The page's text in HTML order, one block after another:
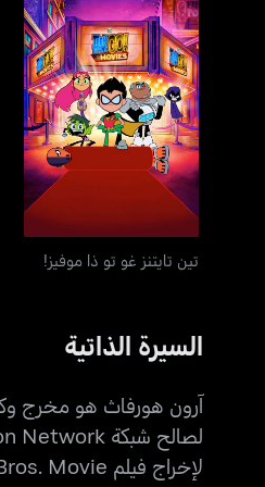
تين تايتنز غو تو ذا موفيز!
تين تايتنز غو تو ذا موفيز!
السيرة الذاتية
لإخراج فيلم The Super Mario Bros. Movie، الذي حقق نجاحًا عالميًا. يتميز هورفاث بأسلوبه الإبداعي في تقديم الكوميديا والحركة بأسلوب ممتع وجذاب.